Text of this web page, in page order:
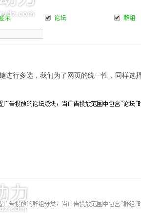
进行多选，我们为了网页的统一性，同样选